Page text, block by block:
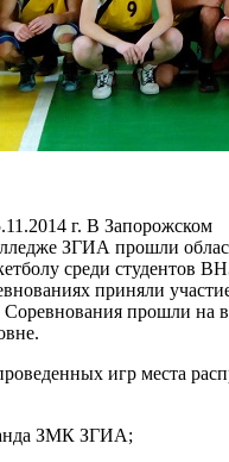
г. В Запорожском
ЗГИА прошли
среди студентов
приняли
Соревнования прошли на
игр места
ЗМК ЗГИА;